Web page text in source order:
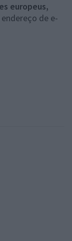
europeus,
de e-